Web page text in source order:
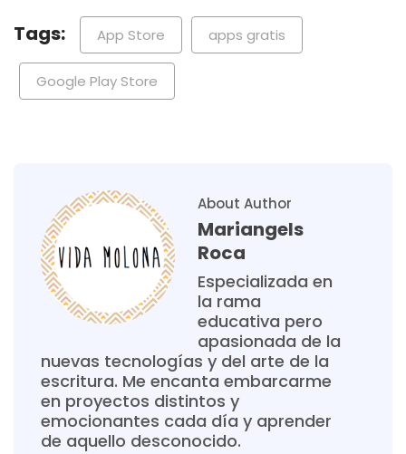
Tags: App Store apps gratis
Google Play Store
About Author
Mariangels
Roca
Especializada en
la rama
educativa pero
apasionada de la
nuevas tecnologías y del arte de la
escritura. Me encanta embarcarme
en proyectos distintos y
emocionantes cada día y aprender
de aquello desconocido.